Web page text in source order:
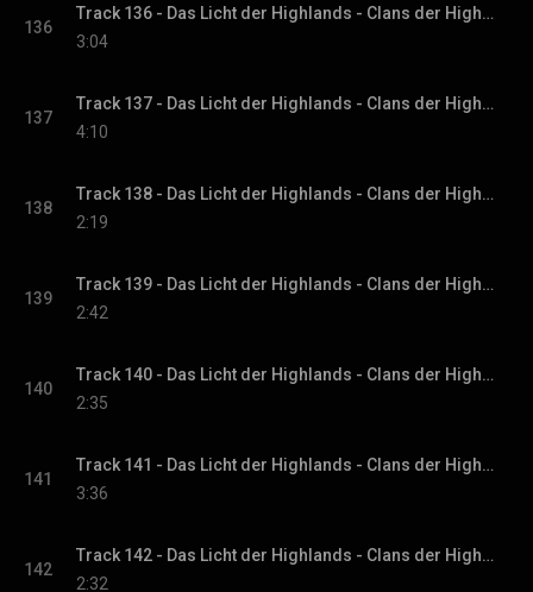
136
Track 136 - Das Licht der Highlands - Clans der Highlands-Reihe, Band 1
3:04
137
Track 137 - Das Licht der Highlands - Clans der Highlands-Reihe, Band 1
4:10
138
Track 138 - Das Licht der Highlands - Clans der Highlands-Reihe, Band 1
2:19
139
Track 139 - Das Licht der Highlands - Clans der Highlands-Reihe, Band 1
2:42
140
Track 140 - Das Licht der Highlands - Clans der Highlands-Reihe, Band 1
2:35
141
Track 141 - Das Licht der Highlands - Clans der Highlands-Reihe, Band 1
3:36
142
Track 142 - Das Licht der Highlands - Clans der Highlands-Reihe, Band 1
2:32